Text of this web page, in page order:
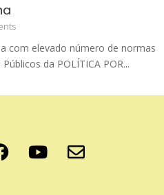
com elevado número de normas
da POLÍTICA POR...